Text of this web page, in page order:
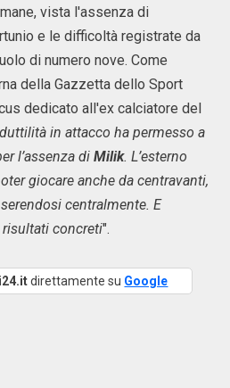
vista l'assenza di
e le difficoltà registrate da
di numero nove. Come
della Gazzetta dello Sport
dedicato all'ex calciatore del
in attacco ha permesso a
l’assenza di Milik. L’esterno
giocare anche da centravanti,
centralmente. E
risultati concreti".
direttamente su Google